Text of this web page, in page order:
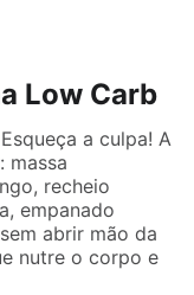
Low Carb
a culpa! A
massa
recheio
empanado
abrir mão da
nutre o corpo e